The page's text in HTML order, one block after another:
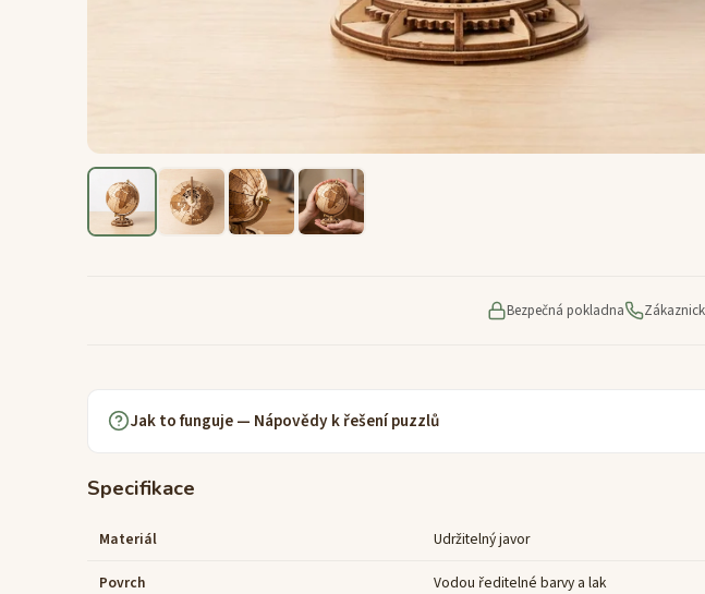
Bezpečná pokladna
Jak to funguje — Nápovědy k řešení puzzlů
Specifikace
Materiál Udržitelný javor
Povrch Vodou ředitelné barvy a lak